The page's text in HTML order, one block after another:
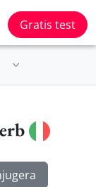
Gratis test